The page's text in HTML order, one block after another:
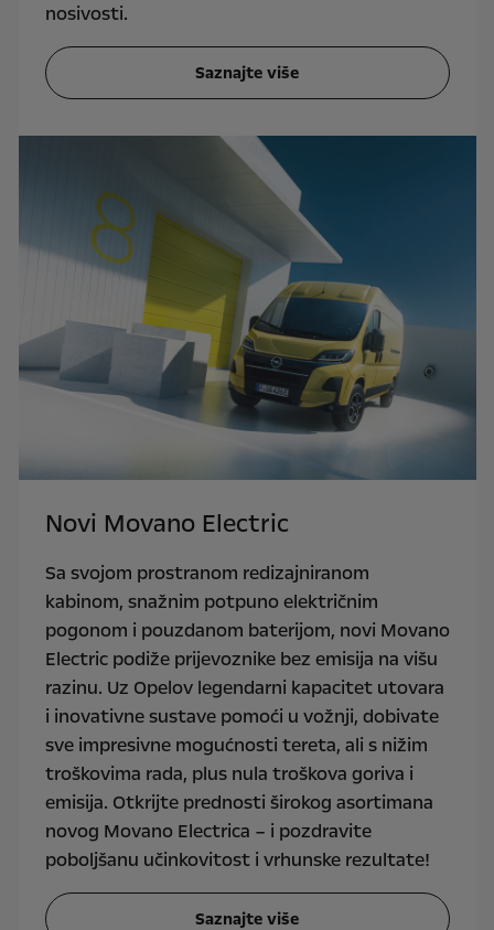
nosivosti.
Saznajte više
Novi Movano Electric
Sa svojom prostranom redizajniranom
kabinom, snažnim potpuno električnim
pogonom i pouzdanom baterijom, novi Movano
Electric podiže prijevoznike bez emisija na višu
razinu. Uz Opelov legendarni kapacitet utovara
i inovativne sustave pomoći u vožnji, dobivate
sve impresivne mogućnosti tereta, ali s nižim
troškovima rada, plus nula troškova goriva i
emisija. Otkrijte prednosti širokog asortimana
novog Movano Electrica – i pozdravite
poboljšanu učinkovitost i vrhunske rezultate!
Saznajte više